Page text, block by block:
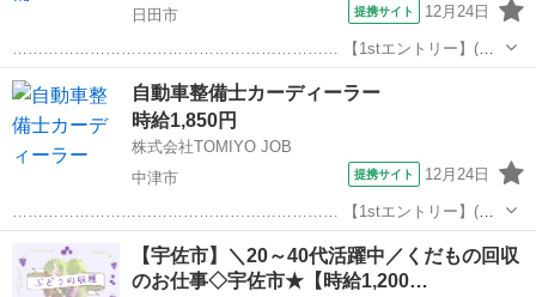
日田市
提携サイト 12月24日
ァストエントリー)は、 一人目入社特典としてずっと時給100円プラ
ス。 予告なく終了しますので、ご応募はお早めに!!
……………………………………………...
大分 その他
自動車整備士カーディーラー
時給1,850円
株式会社TOMIYO JOB
中津市
提携サイト 12月24日
ァストエントリー)は、 一人目入社特典としてずっと時給100円プラ
ス。 予告なく終了しますので、ご応募はお早めに!!
……………………………………………...
その他
【宇佐市】＼20～40代活躍中／くだもの回収
のお仕事◇宇佐市★【時給1,200…